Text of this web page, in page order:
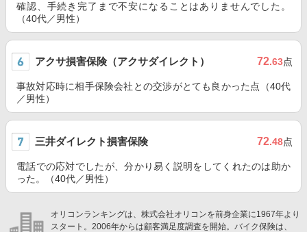
確認、手続き完了まで不安になることはありませんでした。
（40代／男性）
アクサ損害保険（アクサダイレクト） 72.63点
事故対応時に相手保険会社との交渉がとても良かった点（40代
／男性）
三井ダイレクト損害保険 72.48点
電話での応対でしたが、分かり易く説明をしてくれたのは助か
った。（40代／男性）
オリコンランキングは、株式会社オリコンを前身企業に1967年より
スタート。2006年からは顧客満足度調査を開始。バイク保険は、